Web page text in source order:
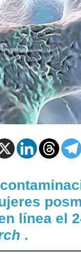
línea el
.